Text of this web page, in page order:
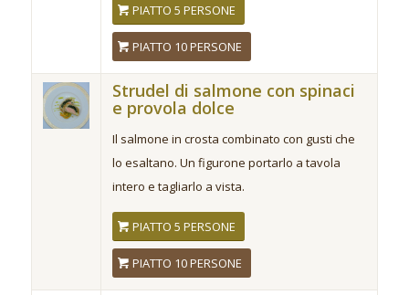
PIATTO 5 PERSONE
PIATTO 10 PERSONE
Strudel di salmone con spinaci
e provola dolce
Il salmone in crosta combinato con gusti che
lo esaltano. Un figurone portarlo a tavola
intero e tagliarlo a vista.
PIATTO 5 PERSONE
PIATTO 10 PERSONE